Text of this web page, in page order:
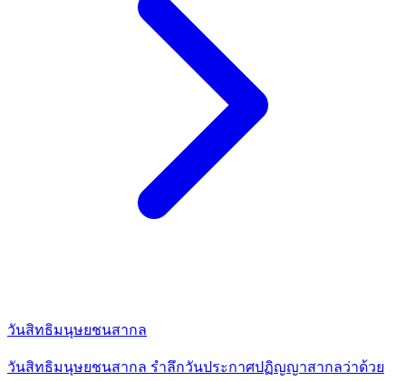
วันสิทธิมนุษยชนสากล
วันสิทธิมนุษยชนสากล รำลึกวันประกาศปฏิญญาสากลว่าด้วย